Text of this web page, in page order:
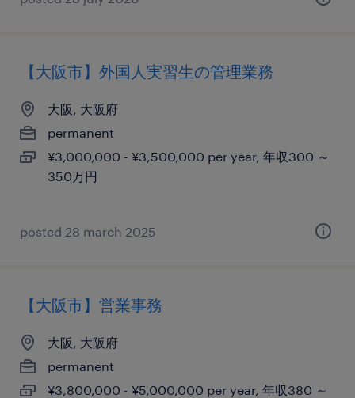
【大阪市】外国人実習生の管理業務
大阪, 大阪府
permanent
¥3,000,000 - ¥3,500,000 per year, 年収300 ～
350万円
posted 28 march 2025
【大阪市】営業事務
大阪, 大阪府
permanent
¥3,800,000 - ¥5,000,000 per year, 年収380 ～